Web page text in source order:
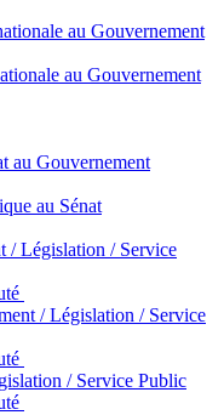
au Gouvernement
au Gouvernement
au Gouvernement
au Sénat
/ Législation / Service
/ Législation / Service
/ Service Public